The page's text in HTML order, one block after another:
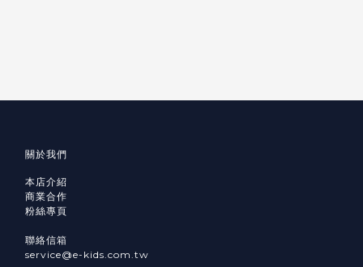
關於我們
本店介紹
商業合作
粉絲專頁
聯絡信箱
service@e-kids.com.tw